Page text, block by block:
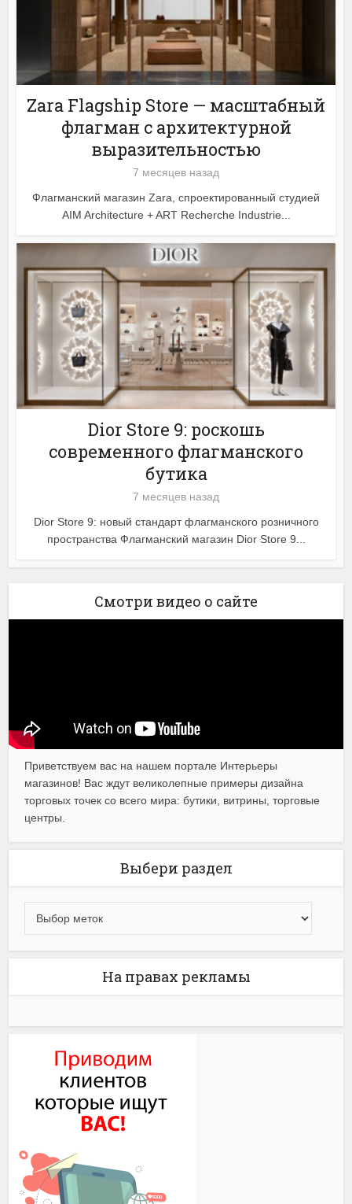
Zara Flagship Store — масштабный
флагман с архитектурной
выразительностью
7 месяцев назад
Флагманский магазин Zara, спроектированный студией
AIM Architecture + ART Recherche Industrie...
Dior Store 9: роскошь
современного флагманского
бутика
7 месяцев назад
Dior Store 9: новый стандарт флагманского розничного
пространства Флагманский магазин Dior Store 9...
Смотри видео о сайте
Приветствуем вас на нашем портале Интерьеры
магазинов! Вас ждут великолепные примеры дизайна
торговых точек со всего мира: бутики, витрины, торговые
центры.
Выбери раздел
На правах рекламы